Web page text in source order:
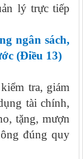
lý trực tiếp
ngân sách,
(Điều 13)
tra, giám
tài chính,
tặng, mượn
đúng quy